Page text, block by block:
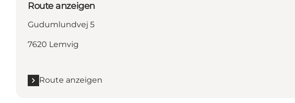
Route anzeigen
Gudumlundvej 5
7620 Lemvig
Route anzeigen